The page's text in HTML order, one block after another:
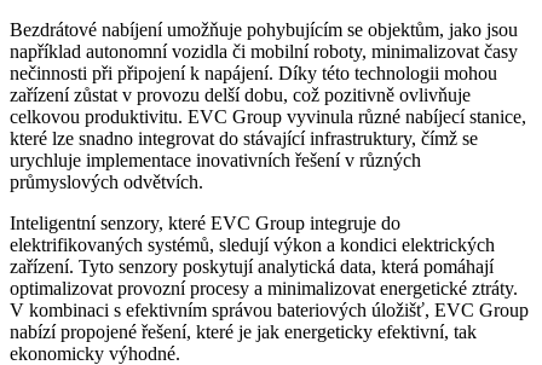
Bezdrátové nabíjení umožňuje pohybujícím se objektům, jako jsou
například autonomní vozidla či mobilní roboty, minimalizovat časy
nečinnosti při připojení k napájení. Díky této technologii mohou
zařízení zůstat v provozu delší dobu, což pozitivně ovlivňuje
celkovou produktivitu. EVC Group vyvinula různé nabíjecí stanice,
které lze snadno integrovat do stávající infrastruktury, čímž se
urychluje implementace inovativních řešení v různých
průmyslových odvětvích.
Inteligentní senzory, které EVC Group integruje do
elektrifikovaných systémů, sledují výkon a kondici elektrických
zařízení. Tyto senzory poskytují analytická data, která pomáhají
optimalizovat provozní procesy a minimalizovat energetické ztráty.
V kombinaci s efektivním správou bateriových úložišť, EVC Group
nabízí propojené řešení, které je jak energeticky efektivní, tak
ekonomicky výhodné.